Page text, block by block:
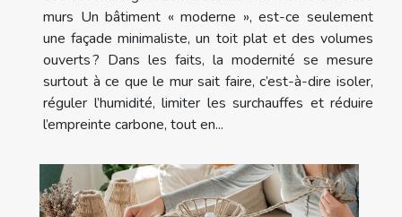
murs Un bâtiment « moderne », est-ce seulement
une façade minimaliste, un toit plat et des volumes
ouverts ? Dans les faits, la modernité se mesure
surtout à ce que le mur sait faire, c’est-à-dire isoler,
réguler l’humidité, limiter les surchauffes et réduire
l’empreinte carbone, tout en...